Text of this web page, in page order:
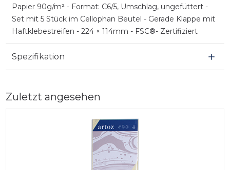
Papier 90g/m² - Format: C6/5, Umschlag, ungefüttert -
Set mit 5 Stück im Cellophan Beutel - Gerade Klappe mit
Haftklebestreifen - 224 × 114mm - FSC®- Zertifiziert
Spezifikation
Zuletzt angesehen